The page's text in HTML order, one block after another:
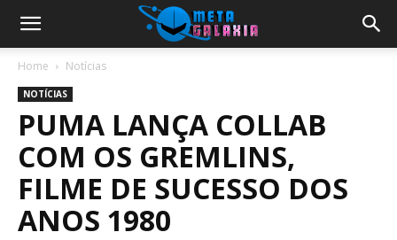
Home Notícias
NOTÍCIAS
PUMA LANÇA COLLAB
COM OS GREMLINS,
FILME DE SUCESSO DOS
ANOS 1980